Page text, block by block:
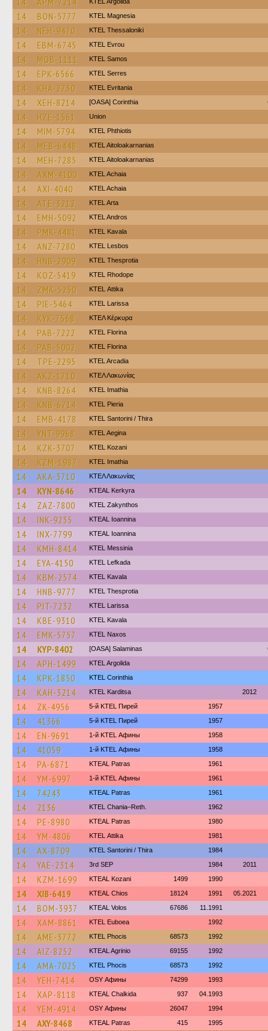
14 BON-5777 ΚΤΕL Magnesia
14 NEH-9470 KTEL Thessaloniki
14 EBM-6745 KTEL Evrou
14 MOB-1111 KTEL Samos
14 EPK-6566 KTEL Serres
14 KHA-2730 ΚΤΕL Evritania
14 XEH-8214 [OASA] Corinthia
14 HZE-1561 Union
14 MIM-5794 ΚΤΕL Phthiotis
14 MEB-6448 KTEL Aitoloakarnanias
14 MEH-7285 KTEL Aitoloakarnanias
14 AXM-4100 KTEL Achaia
14 AXI-4040 KTEL Achaia
14 ATE-3212 KTEL Arta
14 EMH-5092 KTEL Andros
14 PMK-4481 KTEL Kavala
14 ANZ-7280 KTEL Lesbos
14 HNB-2909 KTEL Thesprotia
14 KOZ-5419 KTEL Rhodope
14 ZMK-5250 KΤΕL Αttika
14 PIE-5464 KTEL Larissa
14 KYK-7568 ΚΤΕΛ Κέρκυρα
14 PAB-7222 KTEL Florina
14 PAB-5002 KTEL Florina
14 TPE-2295 KTEL Arcadia
14 AKZ-1710 ΚΤΕΛ Λακωνίας
14 KNB-8264 KTEL Imathia
14 KNB-6714 KTEL Pieria
14 EMB-4178 KTEL Santorini / Thira
14 YNT-9968 KTEL Aegina
14 KZK-3707 ΚΤΕL Kozani
14 KZM-1987 KTEL Imathia
14 AKA-3710 ΚΤΕΛ Λακωνίας
14 KYN-8646 KTEAL Kerkyra
14 ZAZ-7800 KTEL Zakynthos
14 INK-9235 KTEAL Ioannina
14 INX-7799 KTEAL Ioannina
14 KMH-8414 KTEL Messinia
14 EYA-4150 KTEL Lefkada
14 KBM-2574 KTEL Kavala
14 HNB-9777 KTEL Thesprotia
14 PIT-7232 KTEL Larissa
14 KBE-9310 KTEL Kavala
14 EMK-5757 KTEL Naxos
14 KYP-8402 [OASA] Salaminas
14 APH-1499 KTEL Argolida
14 KPK-1850 KTEL Corinthia
14 KAH-3214 ΚΤΕL Karditsa 2012
14 ZK-4956 5-й KTEL Пирей 1957
14 41366 5-й KTEL Пирей 1957
14 EN-9691 1-й KTEL Афины 1958
14 41059 1-й KTEL Афины 1958
14 PA-6871 KTEAL Patras 1961
14 YM-6997 1-й KTEL Афины 1961
14 74243 KTEAL Patras 1961
14 2136 KTEL Chania–Reth. 1962
14 PE-8980 KTEAL Patras 1980
14 YM-4806 KΤΕL Αttika 1981
14 AX-8709 KTEL Santorini / Thira 1984
14 YAE-2314 3rd SEP 1984 2011
14 KZM-1699 KTEAL Kozani 1499 1990
14 XIB-6419 KTEAL Chios 18124 1991 05.2021
14 BOM-3937 KTEAL Volos 67686 11.1991
14 XAM-8861 ΚΤΕL Euboea 1992
14 AME-3772 ΚΤΕL Phocis 68573 1992
14 AIZ-8252 KTEAL Agrinio 69155 1992
14 AMA-7025 ΚΤΕL Phocis 68573 1992
14 YEH-7414 OSY Афины 74299 1993
14 XAP-8118 KTEAL Chalkida 937 04.1993
14 YEM-4914 OSY Афины 26047 1994
14 AXY-8468 KTEAL Patras 415 1995